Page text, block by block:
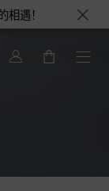
遇！